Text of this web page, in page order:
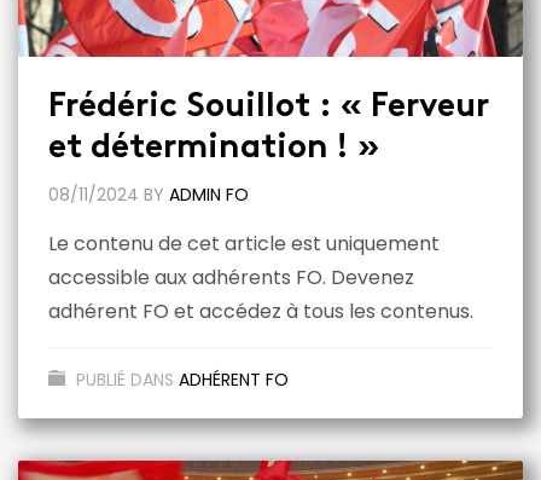
Frédéric Souillot : « Ferveur
et détermination ! »
08/11/2024 BY ADMIN FO
Le contenu de cet article est uniquement
accessible aux adhérents FO. Devenez
adhérent FO et accédez à tous les contenus.
PUBLIÉ DANS ADHÉRENT FO